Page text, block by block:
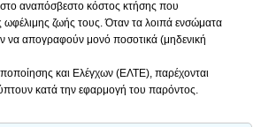
στο αναπόσβεστο κόστος κτήσης που
ωφέλιμης ζωής τους. Όταν τα λοιπά ενσώματα
να απογραφούν μονό ποσοτικά (μηδενική
και Ελέγχων (ΕΛΤΕ), παρέχονται
κατά την εφαρμογή του παρόντος.